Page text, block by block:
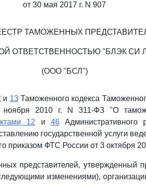
от 30 мая 2017 г. N 907
ТАМОЖЕННЫХ
ОТВЕТСТВЕННОСТЬЮ "БЛЭК СИ
(ООО "БСЛ")
и 13Таможенного кодекса
ноября 2010 г. N 311-ФЗ "О
12 и 46Административного
государственной услуги
приказом ФТС России от 3 октября
представителей, утвержденный
изменениями),